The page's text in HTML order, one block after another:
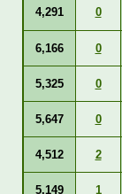
0
4,291
0
6,166
0
5,325
0
5,647
2
4,512
1
5,149